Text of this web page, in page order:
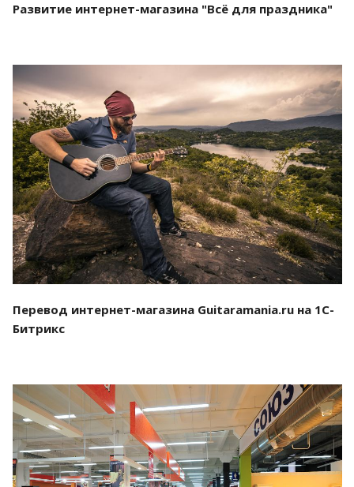
Развитие интернет-магазина "Всё для праздника"
Смотреть проект
Перевод интернет-магазина Guitaramania.ru на 1С-
Битрикс